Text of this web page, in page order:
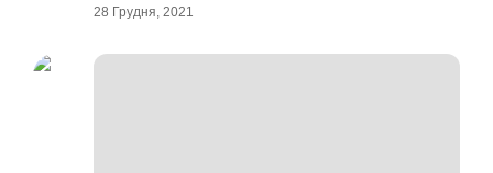
28 Грудня, 2021